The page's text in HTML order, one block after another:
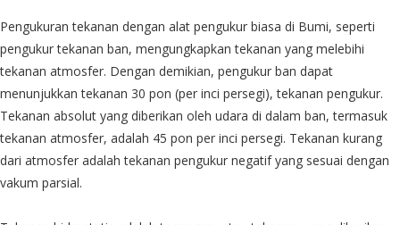
Pengukuran tekanan dengan alat pengukur biasa di Bumi, seperti
pengukur tekanan ban, mengungkapkan tekanan yang melebihi
tekanan atmosfer. Dengan demikian, pengukur ban dapat
menunjukkan tekanan 30 pon (per inci persegi), tekanan pengukur.
Tekanan absolut yang diberikan oleh udara di dalam ban, termasuk
tekanan atmosfer, adalah 45 pon per inci persegi. Tekanan kurang
dari atmosfer adalah tekanan pengukur negatif yang sesuai dengan
vakum parsial.